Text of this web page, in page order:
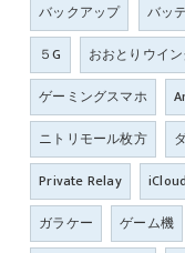
バックアップ
バッ
５G
おおとりウイ
ゲーミングスマホ
ニトリモール枚方
Private Relay
ガラケー
ゲーム機